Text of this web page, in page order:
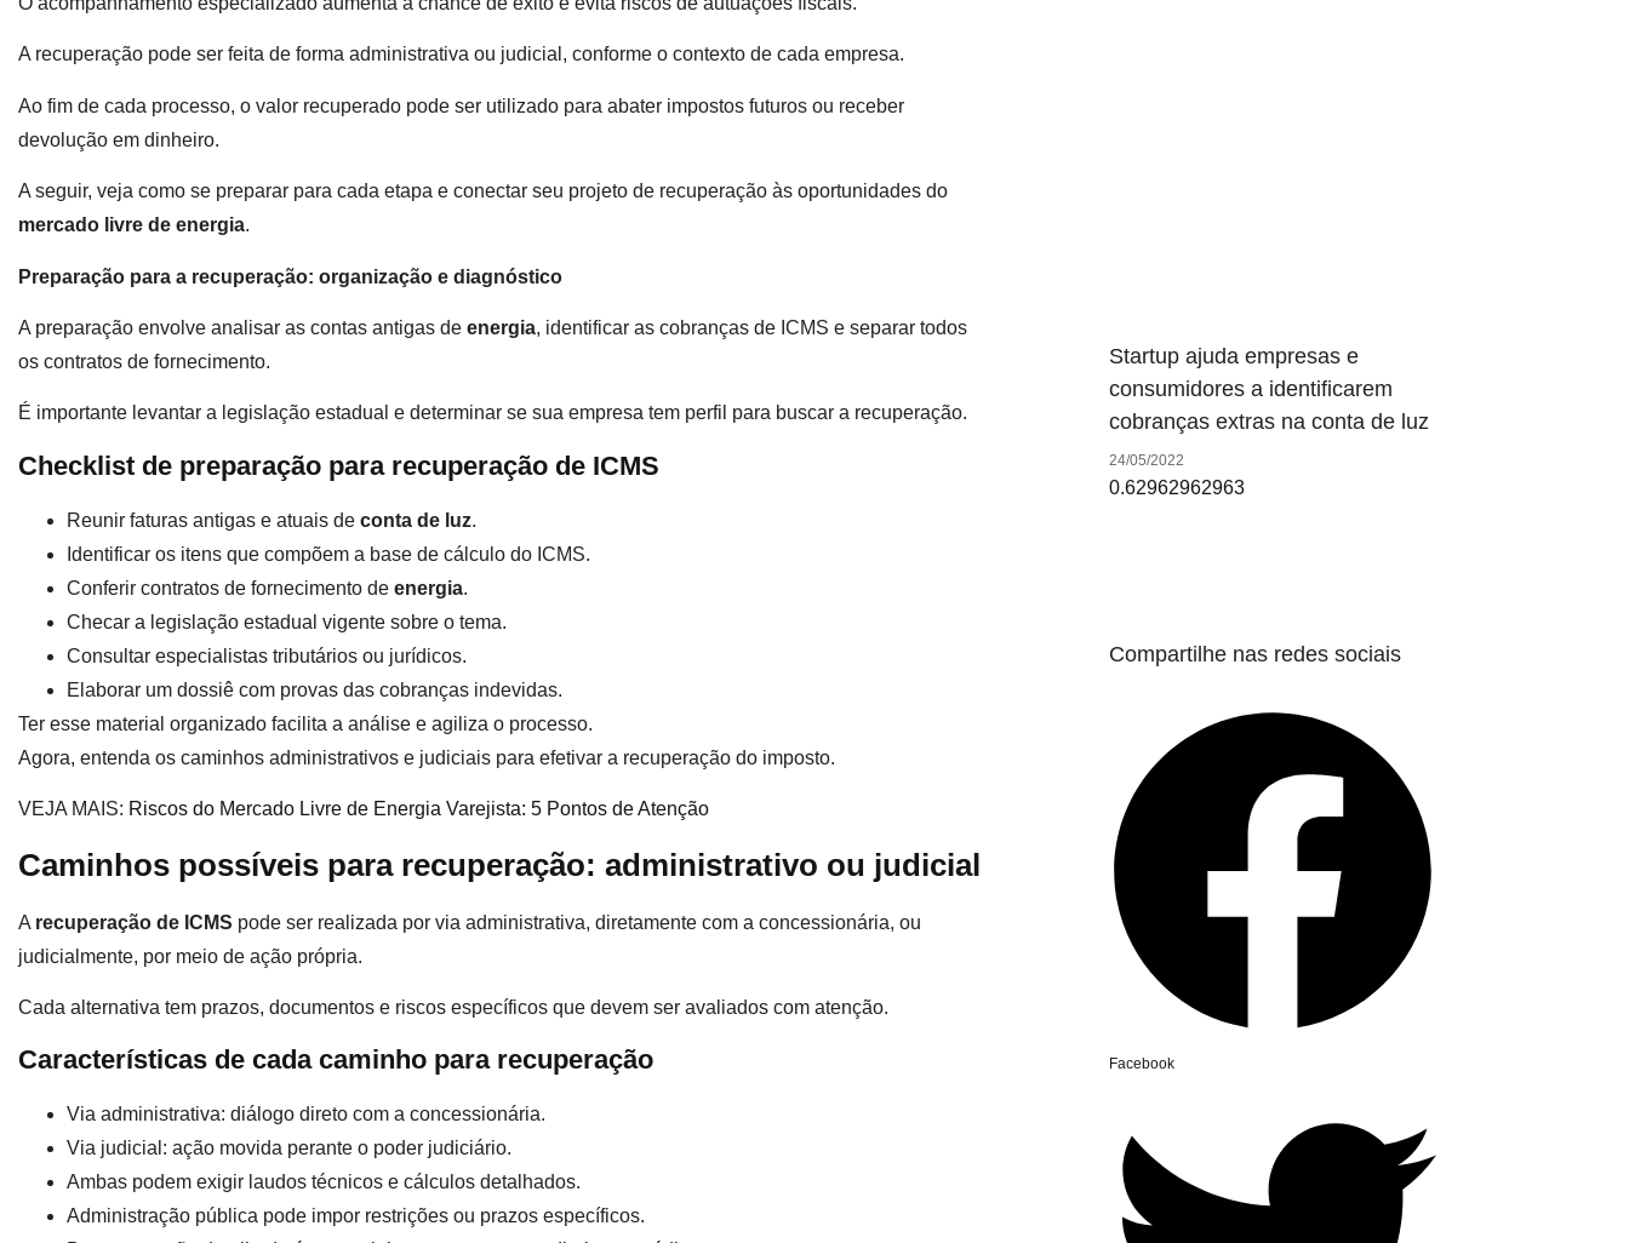
A recuperação pode ser feita de forma administrativa ou judicial, conforme o contexto de cada empresa.
Ao fim de cada processo, o valor recuperado pode ser utilizado para abater impostos futuros ou receber
devolução em dinheiro.
A seguir, veja como se preparar para cada etapa e conectar seu projeto de recuperação às oportunidades do
mercado livre de energia.
Preparação para a recuperação: organização e diagnóstico
A preparação envolve analisar as contas antigas de energia, identificar as cobranças de ICMS e separar todos
os contratos de fornecimento.
É importante levantar a legislação estadual e determinar se sua empresa tem perfil para buscar a recuperação.
Checklist de preparação para recuperação de ICMS
Reunir faturas antigas e atuais de conta de luz.
Identificar os itens que compõem a base de cálculo do ICMS.
Conferir contratos de fornecimento de energia.
Checar a legislação estadual vigente sobre o tema.
Consultar especialistas tributários ou jurídicos.
Elaborar um dossiê com provas das cobranças indevidas.
Ter esse material organizado facilita a análise e agiliza o processo.
Agora, entenda os caminhos administrativos e judiciais para efetivar a recuperação do imposto.
VEJA MAIS: Riscos do Mercado Livre de Energia Varejista: 5 Pontos de Atenção
Caminhos possíveis para recuperação: administrativo ou judicial
A recuperação de ICMS pode ser realizada por via administrativa, diretamente com a concessionária, ou
judicialmente, por meio de ação própria.
Cada alternativa tem prazos, documentos e riscos específicos que devem ser avaliados com atenção.
Características de cada caminho para recuperação
Via administrativa: diálogo direto com a concessionária.
Via judicial: ação movida perante o poder judiciário.
Ambas podem exigir laudos técnicos e cálculos detalhados.
Administração pública pode impor restrições ou prazos específicos.
Startup ajuda empresas e
consumidores a identificarem
cobranças extras na conta de luz
24/05/2022
Compartilhe nas redes sociais
Facebook